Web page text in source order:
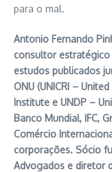
para o mal.
Antonio Fernando
consultor estratégico
estudos publicados
ONU (UNICRI –
Institute e UNDP –
Banco Mundial, IFC,
Comércio
corporações. Sócio
Advogados e diretor